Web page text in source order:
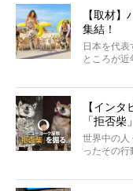
でも、い
なりにくい
実際に「病
主はその
今回は、
語でした。
※画像はすべ
※この記事は
【取材
集結！
日本を代表
ところが
な中「柴
そんな噂
きました！
【イン
「拒否柴
世界中の人
ったその
否柴がこ